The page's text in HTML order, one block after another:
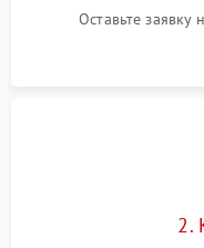
Оставьте заявку
2.